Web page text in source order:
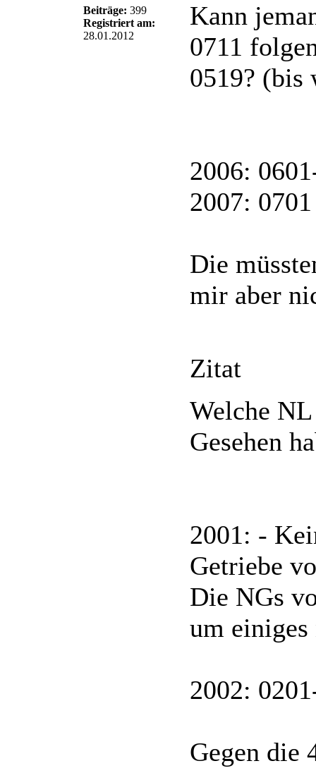
Beiträge: 399
Registriert am:
28.01.2012
Kann
0711
0519? (bis
2006:
2007:
Die
mir aber
Zitat
Welche
Gesehen
2001: -
Getriebe
Die NGs
um
2002:
Gegen die